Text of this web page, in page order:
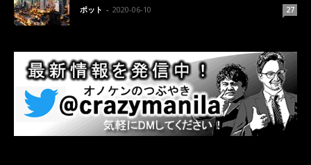
ポット - 2020-06-10 27